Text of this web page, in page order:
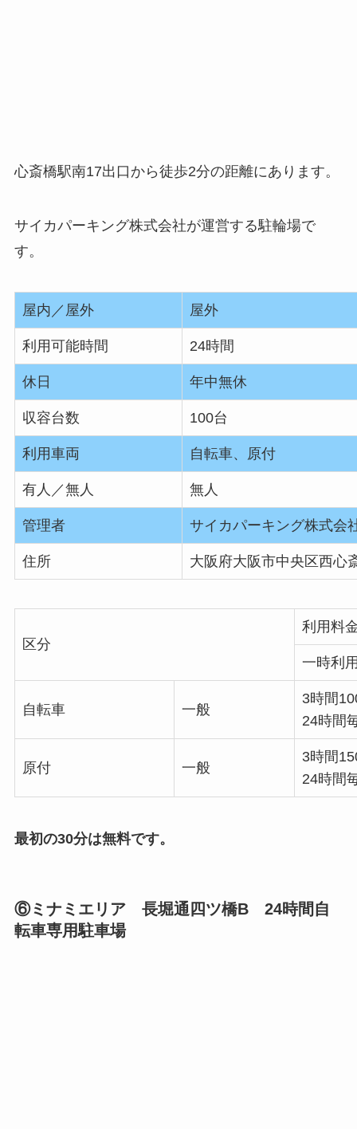
心斎橋駅南17出口から徒歩2分の距離にあります。
サイカパーキング株式会社が運営する駐輪場で
す。
屋内／屋外 屋外
利用可能時間 24時間
休日 年中無休
収容台数 100台
利用車両 自転車、原付
有人／無人 無人
管理者 サイカパーキング株式会
住所 大阪府大阪市中央区西心
区分
利用料
一時利
自転車 一般
3時間
24時間
原付 一般
3時間
24時間
最初の30分は無料です。
⑥ミナミエリア 長堀通四ツ橋B 24時間自
転車専用駐車場